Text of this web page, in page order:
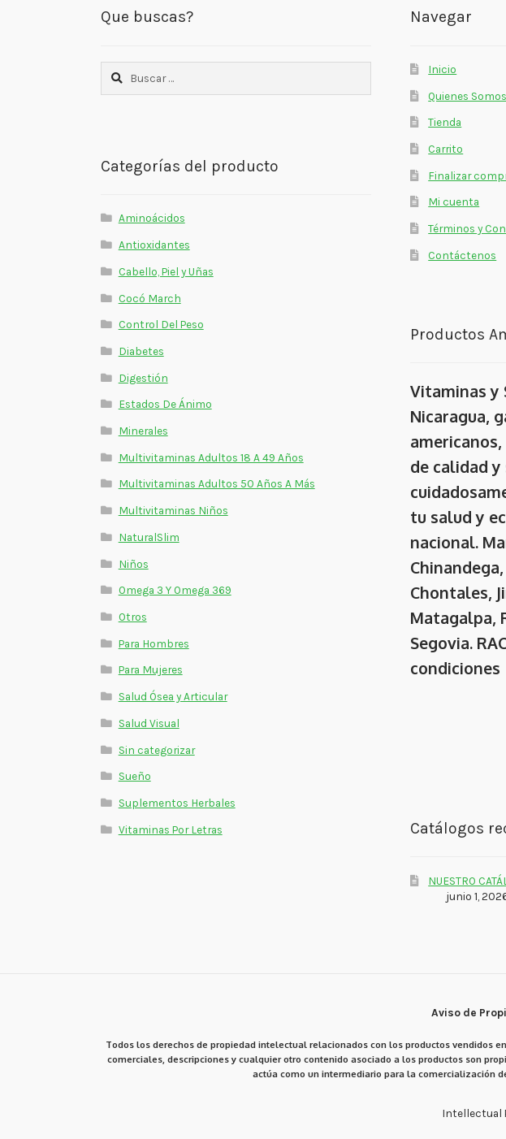
Que buscas?
Buscar:
Categorías del producto
Aminoácidos
Antioxidantes
Cabello, Piel y Uñas
Cocó March
Control Del Peso
Diabetes
Digestión
Estados De Ánimo
Minerales
Multivitaminas Adultos 18 A 49 Años
Multivitaminas Adultos 50 Años A Más
Multivitaminas Niños
NaturalSlim
Niños
Omega 3 Y Omega 369
Otros
Para Hombres
Para Mujeres
Salud Ósea y Articular
Salud Visual
Sin categorizar
Sueño
Suplementos Herbales
Vitaminas Por Letras
Navegar
Inicio
Quienes Somos
Tienda
Carrito
Finalizar
Mi cuenta
Términos y
Contáctenos
Productos
Vitaminas y
Nicaragua,
de calidad
tu salud y
nacional.
Chontales,
Matagalpa,
Segovia.
condiciones
Catálogos
NUESTRO
junio 1,
Aviso de
Todos los derechos de propiedad intelectual relacionados con los productos vendidos
comerciales, descripciones y cualquier otro contenido asociado a los productos son
actúa como un intermediario para la comercialización
Intellectual